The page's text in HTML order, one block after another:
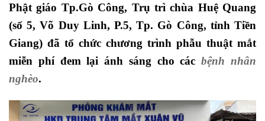
Phật giáo Tp.Gò Công, Trụ trì chùa Huệ Quang
(số 5, Võ Duy Linh, P.5, Tp. Gò Công, tỉnh Tiền
Giang) đã tổ chức chương trình phẫu thuật mắt
miễn phí đem lại ánh sáng cho cácbệnh nhân
nghèo.